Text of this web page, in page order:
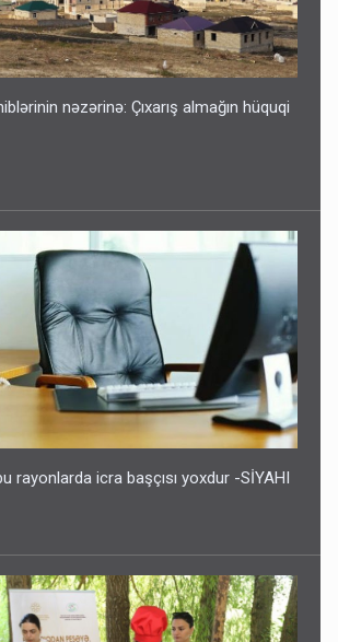
nəzərinə: Çıxarış almağın hüquqi
rayonlarda icra başçısı yoxdur -SİYAHI